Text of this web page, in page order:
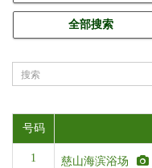
全部搜索
号码
1 慈山海滨浴场